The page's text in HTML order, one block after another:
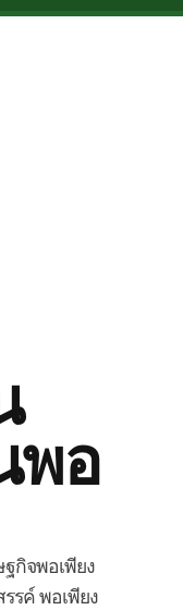
พอ
กิจพอเพียง
รค์ พอเพียง